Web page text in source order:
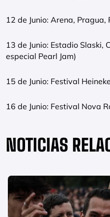
12 de Junio: Arena, Pragua,
13 de Junio: Estadio Slaski,
especial Pearl Jam)
15 de Junio: Festival
16 de Junio: Festival Nova
NOTICIAS